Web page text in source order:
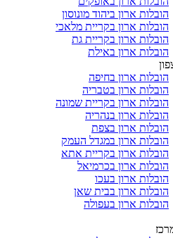
הובלות ארון ביהוד מונוסון
הובלות ארון בקריית מלאכי
הובלות ארון בקריית גת
הובלות ארון באילת
הובלות ארון בחיפה
הובלות ארון בטבריה
הובלות ארון בקריית שמונה
הובלות ארון בנהריה
הובלות ארון בצפת
הובלות ארון במגדל העמק
הובלות ארון בקריית אתא
הובלות ארון בכרמיאל
הובלות ארון בעכו
הובלות ארון בבית שאן
הובלות ארון בעפולה